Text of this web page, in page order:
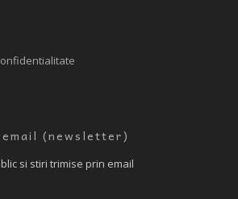
(newsletter)
si stiri trimise prin email